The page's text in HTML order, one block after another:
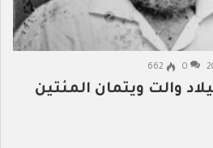
0
662
والت ويتمان المئتين